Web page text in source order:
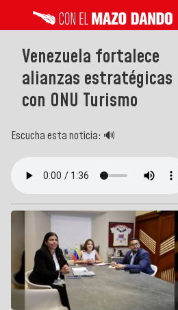
Venezuela fortalece
alianzas estratégicas
con ONU Turismo
Escucha esta noticia: 🔊